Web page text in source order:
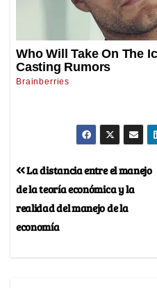
La distancia entre el manejo
de la teoría económica y la
realidad del manejo de la
economía